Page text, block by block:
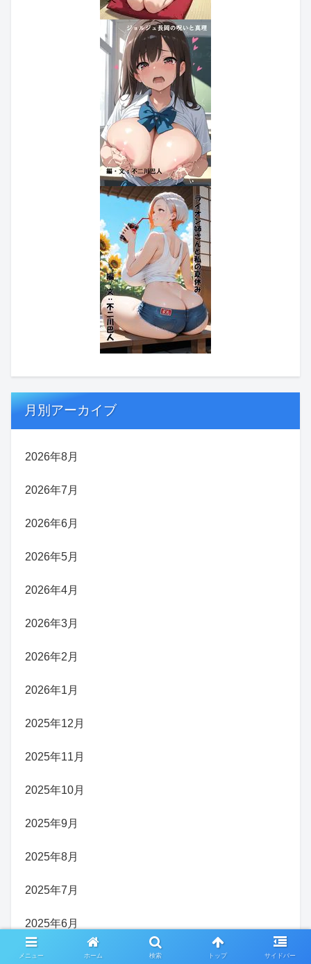
月別アーカイブ
2026年8月
2026年7月
2026年6月
2026年5月
2026年4月
2026年3月
2026年2月
2026年1月
2025年12月
2025年11月
2025年10月
2025年9月
2025年8月
2025年7月
2025年6月
2025年5月
メニュー ホーム 検索 トップ サイドバー